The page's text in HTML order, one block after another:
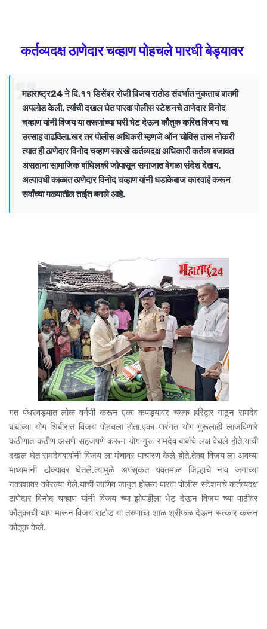
कर्तव्यदक्ष ठाणेदार चव्हाण पोहचले पारधी बेड्यावर
महाराष्ट्र24 ने दि.११ डिसेंबर रोजी विजय राठोड संदर्भात नुकताच बातमी
अपलोड केली. त्यांची दखल घेत पारवा पोलीस स्टेशनचे ठाणेदार विनोद
चव्हाण यांनी विजय या तरूणांच्या घरी भेट देऊन कौतुक करित विजय चा
उत्साह वाढविला.खर तर पोलीस अधिकरी म्हणजे ऑन चोविस तास नोकरी
त्यात ही ठाणेदार विनोद चव्हाण सारखे कर्तव्यदक्ष अधिकारी कर्तव्य बजावत
असताना सामाजिक बांधिलकी जोपासून समाजात वेगळा संदेश देताय.
अल्पावधी काळात ठाणेदार विनोद चव्हाण यांनी धडाकेबाज कारवाई करून
सर्वांच्या गळ्यातील ताईत बनले आहे.
गत पंधरवड्यात लोक वर्गणी करून एका कपड्यावर चक्क हरिद्वार गाठून रामदेव
बाबांच्या योग शिबीरात विजय पोहचला होता.एका पारंगत योग गुरूलाही लाजविणारे
कठीणात कठीण असणे सहजपणे करून योग गुरू रामदेव बाबांचे लक्ष वेधले होते.याची
दखल घेत रामदेवबाबांनी विजय ला मंचावर पाचारण केले होते.तेव्हा विजय ला अवघ्या
माध्यमांनी डोक्यावर घेतले.त्यामुळे अपसुकत यवतमाळ जिल्हाचे नाव जगाच्या
नकाशावर कोरल्या गेले.याची जाणिव जागृत होऊन पारवा पोलीस स्टेशनचे कर्तव्यदक्ष
ठाणेदार विनोद चव्हाण यांनी विजय च्या झोपडीला भेट देऊन विजय च्या पाठीवर
कौतुकाची थाप मारून विजय राठोड या तरुणांचा शाळ श्रीफळ देऊन सत्कार करून
कौतूक केले.